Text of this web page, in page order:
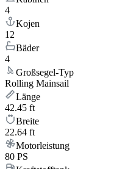
4
Kojen
12
Bäder
4
Großsegel-Typ
Rolling Mainsail
Länge
42.45 ft
Breite
22.64 ft
Motorleistung
80 PS